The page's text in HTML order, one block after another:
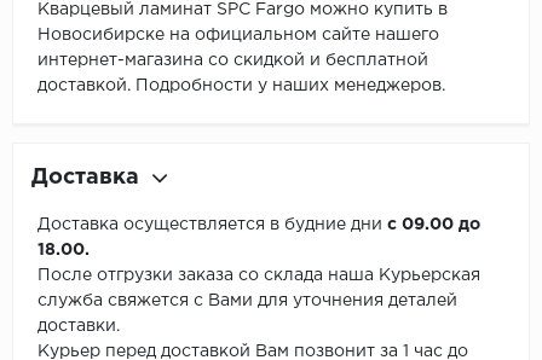
Кварцевый ламинат SPC Fargo можно купить в
Новосибирске на официальном сайте нашего
интернет-магазина со скидкой и бесплатной
доставкой. Подробности у наших менеджеров.
Доставка
Доставка осуществляется в будние дни с 09.00 до
18.00.
После отгрузки заказа со склада наша Курьерская
служба свяжется с Вами для уточнения деталей
доставки.
Курьер перед доставкой Вам позвонит за 1 час до